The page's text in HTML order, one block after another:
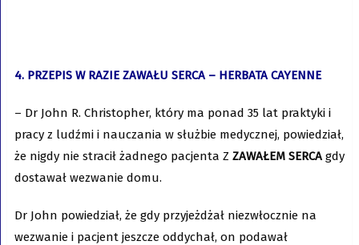
4. PRZEPIS W RAZIE ZAWAŁU SERCA – HERBATA CAYENNE
– Dr John R. Christopher, który ma ponad 35 lat praktyki i
pracy z ludźmi i nauczania w służbie medycznej, powiedział,
że nigdy nie stracił żadnego pacjenta Z ZAWAŁEM SERCAgdy
dostawał wezwanie domu.
Dr John powiedział, że gdy przyjeżdżał niezwłocznie na
wezwanie i pacjent jeszcze oddychał, on podawał